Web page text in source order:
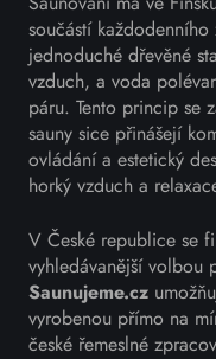
součástí
jednoduché dřevěné
vzduch, a voda
páru. Tento princip se
sauny sice přinášejí
ovládání a estetický
horký vzduch a
V České republice se
vyhledávanější volbou
Saunujeme.cz
vyrobenou přímo na
české řemeslné